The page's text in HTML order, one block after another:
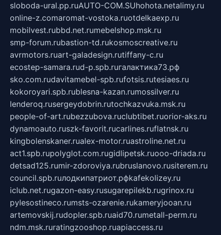
sloboda-ural.pp.ruAUTO-COM.SUhohota.netalimy.ru
online-z.comaromat-vostoka.ruotdelkaexp.ru
mobilvest.rubbd.net.rumebelshop.msk.ru
smp-forum.rubastion-td.rukosmoscreative.ru
avrmotors.ruart-galadesign.rutiffany-c.ru
ecostep-samara.rud-p.spb.ruгалактика73.рф
sko.com.rudavitamebel-spb.rufotsis.rutesiaes.ru
kokoroyari.spb.rublesna-kazan.rumossilver.ru
lenderoq.rusergeydobrin.rutochkazvuka.msk.ru
people-of-art.rubezzubova.ruclubtibet.ruorior-aks.ru
dynamoauto.ruszk-favorit.rucarlines.ruflatnsk.ru
kingbolenskaner.rualex-motor.ruastroline.net.ru
act1.spb.rupolyglot.com.rugidlipetsk.ruooo-driada.ru
detsad125.rumir-zdoroviya.rubruslanovo.rusiterem.ru
council.spb.ruлодкипатриот.рфkafekolizey.ru
iclub.net.rugazon-easy.rusugarepilekb.rugrinox.ru
pylesostineco.rumsts-ozarenie.rukameryjooan.ru
artemovskij.rudopler.spb.ruaid70.rumetall-perm.ru
ndm.msk.ruratingzooshop.ruapiaccess.ru